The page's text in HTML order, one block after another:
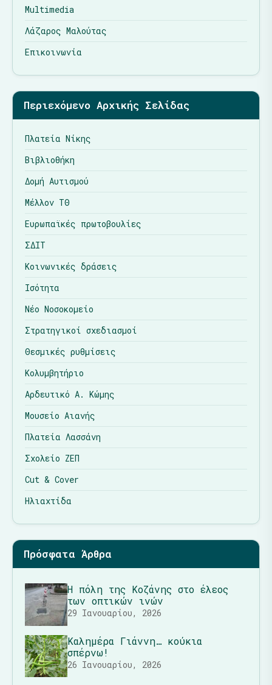
Multimedia
Λάζαρος Μαλούτας
Επικοινωνία
Περιεχόμενο Αρχικής Σελίδας
Πλατεία Νίκης
Βιβλιοθήκη
Δομή Αυτισμού
Μέλλον ΤΘ
Ευρωπαϊκές πρωτοβουλίες
ΣΔΙΤ
Κοινωνικές δράσεις
Ισότητα
Νέο Νοσοκομείο
Στρατηγικοί σχεδιασμοί
Θεσμικές ρυθμίσεις
Κολυμβητήριο
Αρδευτικό Α. Κώμης
Μουσείο Αιανής
Πλατεία Λασσάνη
Σχολείο ΖΕΠ
Cut & Cover
Ηλιαχτίδα
Πρόσφατα Άρθρα
Η πόλη της Κοζάνης στο έλεος
των οπτικών ινών
29 Ιανουαρίου, 2026
Καλημέρα Γιάννη… κούκια
σπέρνω!
26 Ιανουαρίου, 2026